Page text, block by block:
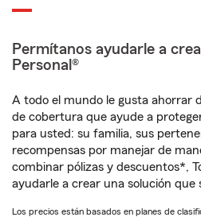
Permítanos ayudarle a
Personal®
A todo el mundo le gusta ahorrar
de cobertura que ayude a
para usted: su familia, sus
recompensas por manejar de
combinar pólizas y descuentos*,
ayudarle a crear una solución que
Los precios están basados en planes de